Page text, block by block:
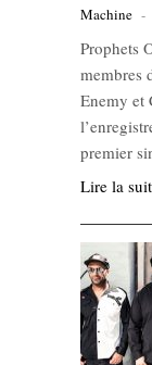
Machine -
Prophets
membres
Enemy et
premier
Lire la